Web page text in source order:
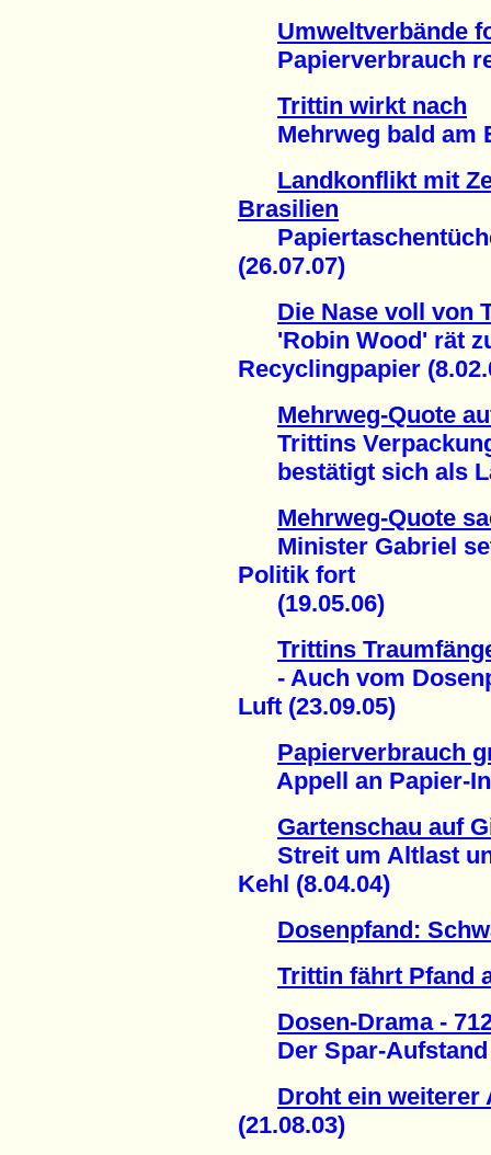
Umweltverbände
Papierverbrauch
Trittin wirkt nach
Mehrweg bald am
Landkonflikt mit
Brasilien
(26.07.07)
Die Nase voll von
'Robin Wood' rät
Recyclingpapier
Mehrweg-Quote
Trittins
bestätigt sich als
Mehrweg-Quote
Minister Gabriel
Politik fort
(19.05.06)
Trittins
- Auch vom
Luft (23.09.05)
Papierverbrauch
Appell an Papier-
Gartenschau auf
Streit um Altlast
Kehl (8.04.04)
Dosenpfand:
Trittin fährt Pfand
Dosen-Drama -
Der Spar-Aufstand
Droht ein weiterer
(21.08.03)